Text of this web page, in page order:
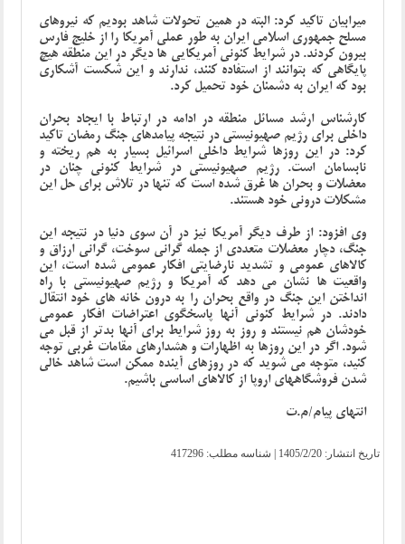
میرابیان تاکید کرد: البته در همین تحولات شاهد بودیم که نیروهای
مسلح جمهوری اسلامی ایران به طور عملی آمریکا را از خلیج فارس
بیرون کردند. در شرایط کنونی آمریکایی ها دیگر در این منطقه هیچ
پایگاهی که بتوانند از استفاده کنند، ندارند و این شکست آشکاری
بود که ایران به دشمنان خود تحمیل کرد.
کارشناس ارشد مسائل منطقه در ادامه در ارتباط با ایجاد بحران
داخلی برای رژیم صهیونیستی در نتیجه پیامدهای جنگ رمضان تاکید
کرد: در این روزها شرایط داخلی اسرائیل بسیار به هم ریخته و
نابسامان است. رژیم صهیونیستی در شرایط کنونی چنان در
معضلات و بحران ها غرق شده است که تنها در تلاش برای حل این
مشکلات درونی خود هستند.
وی افزود: از طرف دیگر آمریکا نیز در آن سوی دنیا در نتیجه این
جنگ، دچار معضلات متعددی از جمله گرانی سوخت، گرانی ارزاق و
کالاهای عمومی و تشدید نارضایتی افکار عمومی شده است، این
واقعیت ها نشان می دهد که آمریکا و رژیم صهیونیستی با راه
انداختن این جنگ در واقع بحران را به درون خانه های خود انتقال
دادند. در شرایط کنونی آنها پاسخگوی اعتراضات افکار عمومی
خودشان هم نیستند و روز به روز شرایط برای آنها بدتر از قبل می
شود. اگر در این روزها به اظهارات و هشدارهای مقامات غربی توجه
کنید، متوجه می شوید که در روزهای آینده ممکن است شاهد خالی
شدن فروشگاههای اروپا از کالاهای اساسی باشیم.
انتهای پیام/م.ت
تاریخ انتشار: 1405/2/20 | شناسه مطلب: 417296